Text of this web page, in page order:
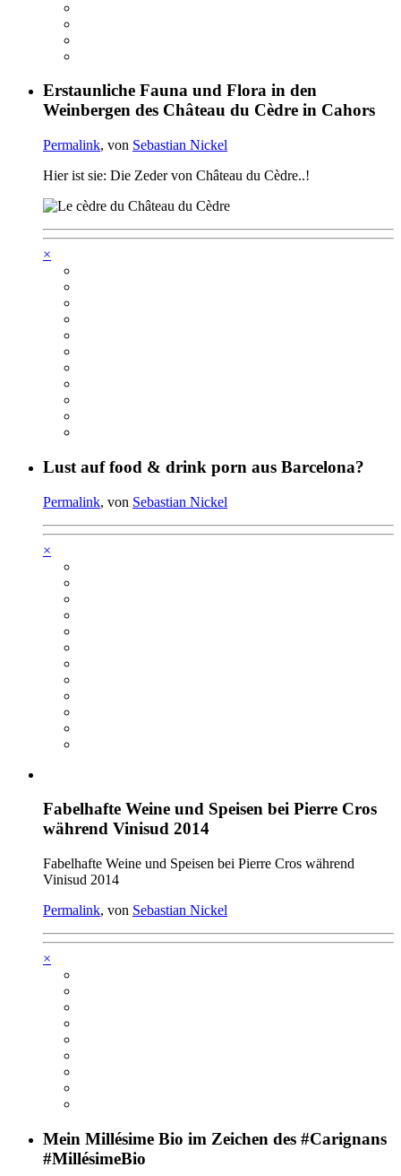
Erstaunliche Fauna und Flora in den
Weinbergen des Château du Cèdre in Cahors
Permalink, von Sebastian Nickel
Hier ist sie: Die Zeder von Château du Cèdre..!
×
Lust auf food & drink porn aus Barcelona?
Permalink, von Sebastian Nickel
×
Fabelhafte Weine und Speisen bei Pierre Cros
während Vinisud 2014
Fabelhafte Weine und Speisen bei Pierre Cros während
Vinisud 2014
Permalink, von Sebastian Nickel
×
Mein Millésime Bio im Zeichen des #Carignans
#MillésimeBio